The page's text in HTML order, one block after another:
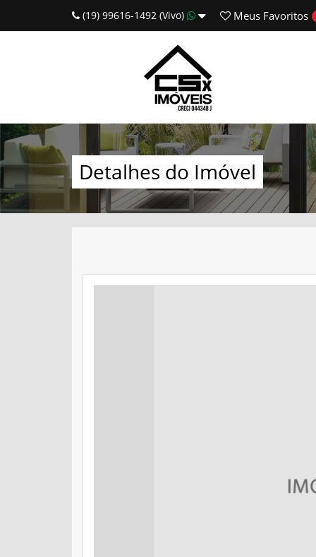
(19) 99616-1492 (Vivo) Meus Favoritos
Detalhes do Imóvel